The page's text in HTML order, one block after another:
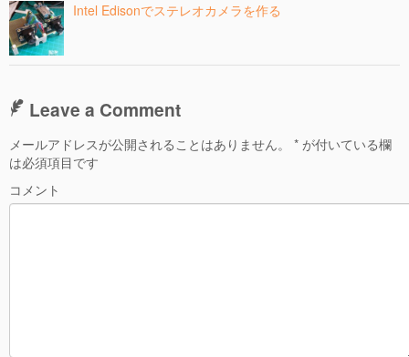
Intel Edisonでステレオカメラを作る
Leave a Comment
メールアドレスが公開されることはありません。 * が付いている欄
は必須項目です
コメント